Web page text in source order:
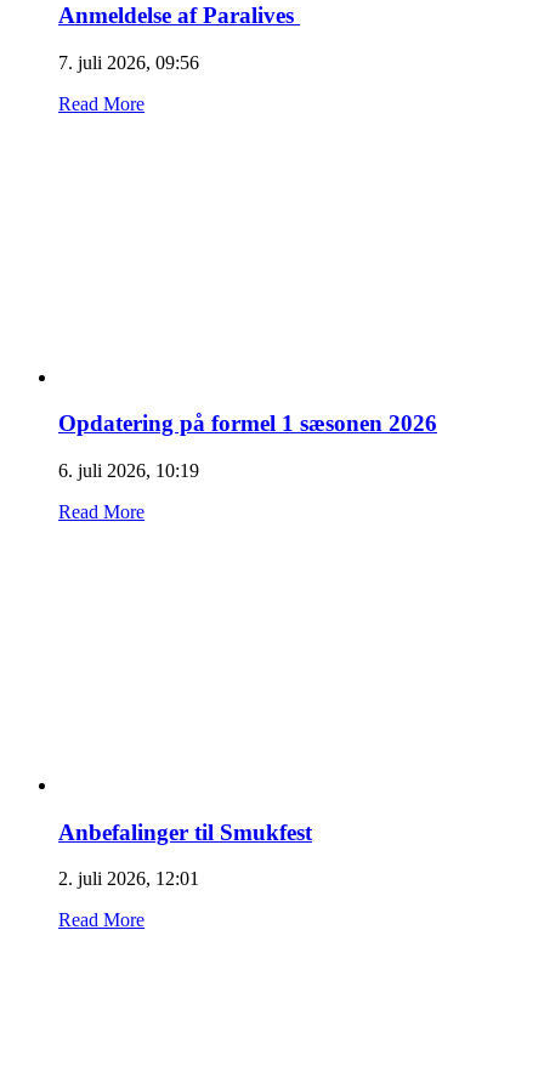
Anmeldelse af Paralives
7. juli 2026, 09:56
Read More
Opdatering på formel 1 sæsonen 2026
6. juli 2026, 10:19
Read More
Anbefalinger til Smukfest
2. juli 2026, 12:01
Read More